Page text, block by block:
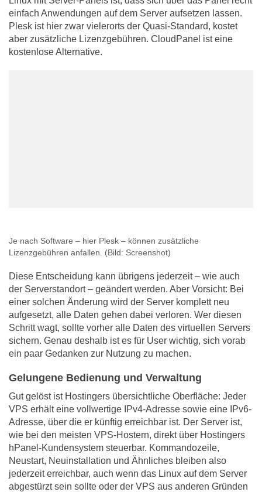
einfach Anwendungen auf dem Server aufsetzen lassen.
Plesk ist hier zwar vielerorts der Quasi-Standard, kostet
aber zusätzliche Lizenzgebühren. CloudPanel ist eine
kostenlose Alternative.
Je nach Software – hier Plesk – können zusätzliche
Lizenzgebühren anfallen. (Bild: Screenshot)
Diese Entscheidung kann übrigens jederzeit – wie auch
der Serverstandort – geändert werden. Aber Vorsicht: Bei
einer solchen Änderung wird der Server komplett neu
aufgesetzt, alle Daten gehen dabei verloren. Wer diesen
Schritt wagt, sollte vorher alle Daten des virtuellen Servers
sichern. Genau deshalb ist es für User wichtig, sich vorab
ein paar Gedanken zur Nutzung zu machen.
Gelungene Bedienung und Verwaltung
Gut gelöst ist Hostingers übersichtliche Oberfläche: Jeder
VPS erhält eine vollwertige IPv4-Adresse sowie eine IPv6-
Adresse, über die er künftig erreichbar ist. Der Server ist,
wie bei den meisten VPS-Hostern, direkt über Hostingers
hPanel-Kundensystem steuerbar. Kommandozeile,
Neustart, Neuinstallation und Ähnliches bleiben also
jederzeit erreichbar, auch wenn das Linux auf dem Server
abgestürzt sein sollte oder der VPS aus anderen Gründen